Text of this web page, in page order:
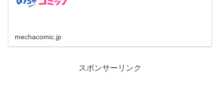
mechacomic.jp
スポンサーリンク